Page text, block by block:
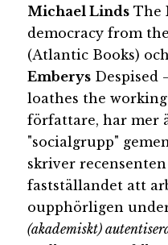
Michael LindsThe
democracy from
(Atlantic Books)
EmberysDespised
loathes the working
författare, har mer
"socialgrupp"
skriver
fastställandet att
oupphörligen
(akademiskt)